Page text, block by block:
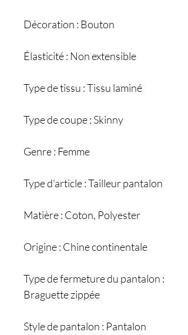
Décoration : Bouton
Élasticité : Non extensible
Type de tissu : Tissu laminé
Type de coupe : Skinny
Genre : Femme
Type d'article : Tailleur pantalon
Matière : Coton, Polyester
Origine : Chine continentale
Type de fermeture du pantalon :
Braguette zippée
Style de pantalon : Pantalon